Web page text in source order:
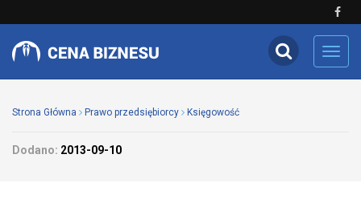
Strona Główna Prawo przedsiębiorcy Księgowość
Dodano: 2013-09-10